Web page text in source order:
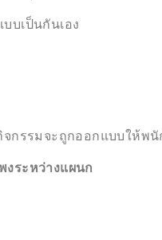
บเป็นกันเอง
กรรมจะถูกออกแบบให้พนั
งระหว่างแผนก